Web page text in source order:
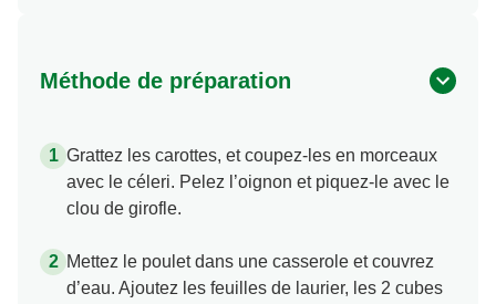
Méthode de préparation
Grattez les carottes, et coupez-les en morceaux
avec le céleri. Pelez l’oignon et piquez-le avec le
clou de girofle.
Mettez le poulet dans une casserole et couvrez
d’eau. Ajoutez les feuilles de laurier, les 2 cubes